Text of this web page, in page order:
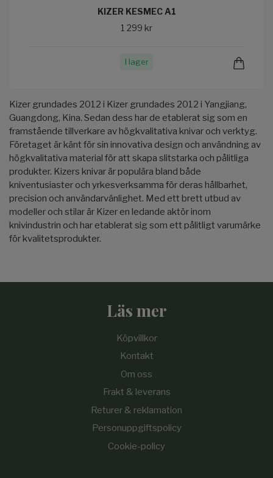
KIZER KESMEC A1
1 299 kr
I lager
Kizer grundades 2012 i Kizer grundades 2012 i Yangjiang,
Guangdong, Kina. Sedan dess har de etablerat sig som en
framstående tillverkare av högkvalitativa knivar och verktyg.
Företaget är känt för sin innovativa design och användning av
högkvalitativa material för att skapa slitstarka och pålitliga
produkter. Kizers knivar är populära bland både
kniventusiaster och yrkesverksamma för deras hållbarhet,
precision och användarvänlighet. Med ett brett utbud av
modeller och stilar är Kizer en ledande aktör inom
knivindustrin och har etablerat sig som ett pålitligt varumärke
för kvalitetsprodukter.
Läs mer
Köpvillkor
Kontakt
Om oss
Frakt & leverans
Returer & reklamation
Personuppgiftspolicy
Cookie-policy